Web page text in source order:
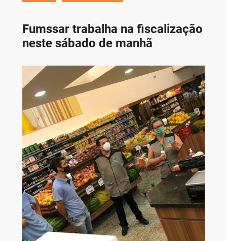
Fumssar trabalha na fiscalização
neste sábado de manhã